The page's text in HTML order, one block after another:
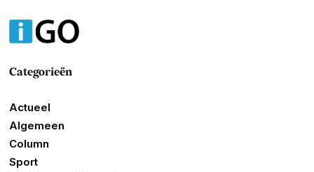
Categorieën
Actueel
Algemeen
Column
Sport